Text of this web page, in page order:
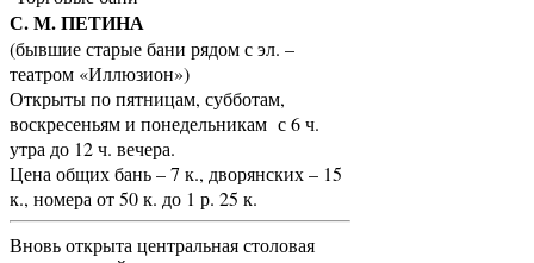
С. М. ПЕТИНА
(бывшие старые бани рядом с эл. –
театром «Иллюзион»)
Открыты по пятницам, субботам,
воскресеньям и понедельникам с 6 ч.
утра до 12 ч. вечера.
Цена общих бань – 7 к., дворянских – 15
к., номера от 50 к. до 1 р. 25 к.
Вновь открыта центральная столовая